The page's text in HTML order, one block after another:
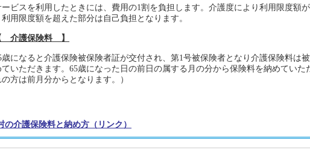
ービスを利用したときには、費用の1割を負担します。介護度により利用限度額
用限度額を超えた部分は自己負担となります。
介護保険料 】
歳になると介護保険被保険者証が交付され、第1号被保険者となり介護保険料は
ていただきます。65歳になった日の前日の属する月の分から保険料を納めていた
の方は前月分からとなります。）
の介護保険料と納め方（リンク）